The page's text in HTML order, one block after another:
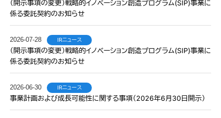
（開示事項の変更）戦略的イノベーション創造プログラム(SIP)事業に
係る委託契約のお知らせ
2026-07-28 IRニュース
（開示事項の変更）戦略的イノベーション創造プログラム(SIP)事業に
係る委託契約のお知らせ
2026-06-30 IRニュース
事業計画および成長可能性に関する事項（2026年6月30日開示）